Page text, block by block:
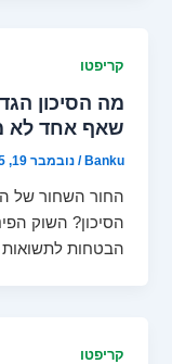
קריפטו
מה הסיכון
שאף אחד לא
Banku
/נובמבר 19, 2025
החור השחור של
הסיכון? השוק
הבטחות לתשואות
קריפטו